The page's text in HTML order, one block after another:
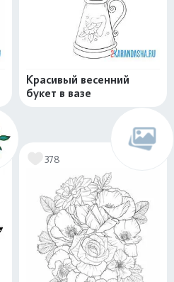
Красивый весенний
букет в вазе
378